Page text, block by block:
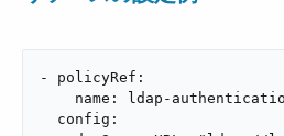
- policyRef:
name: ldap-
  config: